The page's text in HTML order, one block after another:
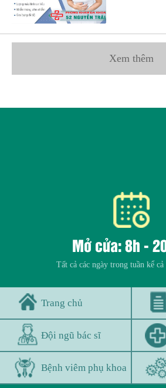
Xem thêm
Mở cửa: 8h -
Tất cả các ngày trong tuần kể
Trang chủ
Đội ngũ bác sĩ
Bệnh viêm phụ khoa